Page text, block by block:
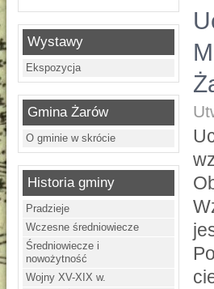
Wystawy
Ekspozycja
Gmina Żarów
O gminie w skrócie
Historia gminy
Pradzieje
Wczesne średniowiecze
Średniowiecze i
nowożytność
Wojny XV-XIX w.